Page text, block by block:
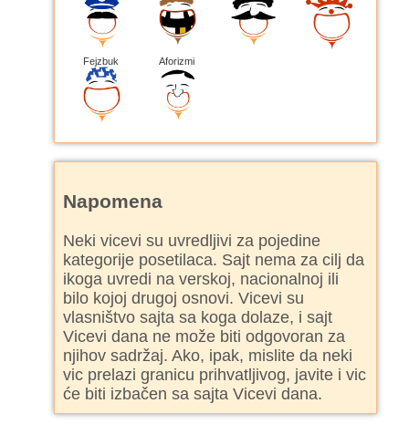
Fejzbuk Aforizmi
Napomena
Neki vicevi su uvredljivi za pojedine
kategorije posetilaca. Sajt nema za cilj da
ikoga uvredi na verskoj, nacionalnoj ili
bilo kojoj drugoj osnovi. Vicevi su
vlasništvo sajta sa koga dolaze, i sajt
Vicevi dana ne može biti odgovoran za
njihov sadržaj. Ako, ipak, mislite da neki
vic prelazi granicu prihvatljivog, javite i vic
će biti izbačen sa sajta Vicevi dana.